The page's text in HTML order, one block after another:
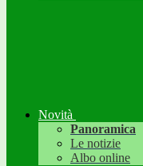
Novità
Panoramica
Le notizie
Albo online